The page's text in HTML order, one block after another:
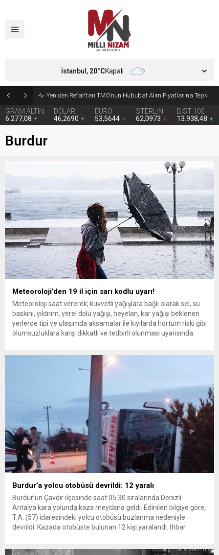
CHP’de Günaydın ve Başarır’ın grup başkanvekilliği düştü
GRAM ALTIN
6.277,08
DOLAR
46,2690
EURO
53,5644
STERLİN
62,0973
BIST 100
13.938,48
İstanbul, 20°CKapalı
Burdur
Meteoroloji’den 19 il için sarı kodlu uyarı!
Meteoroloji saat vererek; kuvvetli yağışlara bağlı olarak sel, su
baskını, yıldırım, yerel dolu yağışı, heyelan, kar yağışı beklenen
yerlerde tipi ve ulaşımda aksamalar ile kıyılarda hortum riski gibi
olumsuzluklara karşı dikkatli ve tedbirli olunması uyarısında
Burdur’a yolcu otobüsü devrildi: 12 yaralı
Burdur’un Çavdır ilçesinde saat 05.30 sıralarında Denizli-
Antalya kara yolunda kaza meydana geldi. Edinilen bilgiye göre,
T.A. (57) idaresindeki yolcu otobüsü buzlanma nedeniyle
devrildi. Kazada otobüste bulunan 12 kişi yaralandı. İhbar